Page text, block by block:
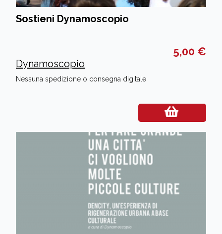
Sostieni Dynamoscopio
5,00 €
Dynamoscopio
Nessuna spedizione o consegna digitale